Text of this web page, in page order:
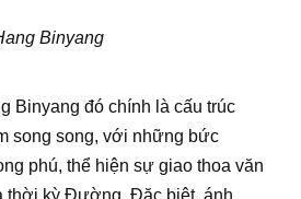
Binyang
Binyang đó chính là cấu trúc
song song, với những bức
phú, thể hiện sự giao thoa văn
thời kỳ Đường. Đặc biệt, ánh